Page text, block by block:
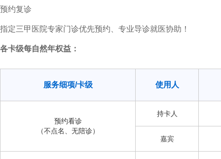
预约复诊
指定三甲医院专家门诊优先预约、专业导诊就医协助！
各卡级每自然年权益：
服务细项/卡级 使用人
预约看诊
（不点名、无陪诊）
持卡人
嘉宾